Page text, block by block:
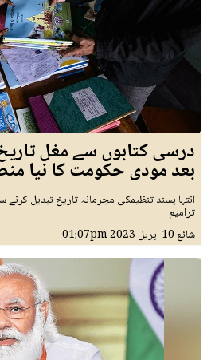
درسی کتابوں سے مغل
بعد مودی حکومت کا نیا
انتہا پسند تنظیمکی مجرمانہ تاریخ تبدیل
ترامیم
شائع10 اپريل 2023 01:07pm